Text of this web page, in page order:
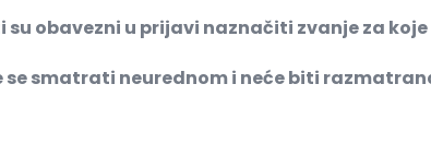
obavezni u prijavi naznačiti zvanje za
se smatrati neurednom i neće biti